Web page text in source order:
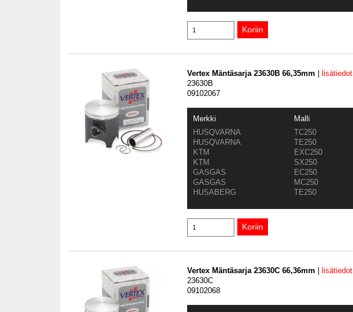
Vertex Mäntäsarja 23630B 66,35mm
lisätiedot
23630B
09102067
Merkki Malli
HUSQVARNA
TC250
HUSQVARNA
TE250
KTM
EXC250
KTM
SX250
GASGAS
EC250
GASGAS
MC250
HUSABERG
TE250
Vertex Mäntäsarja 23630C 66,36mm
lisätiedot
23630C
09102068